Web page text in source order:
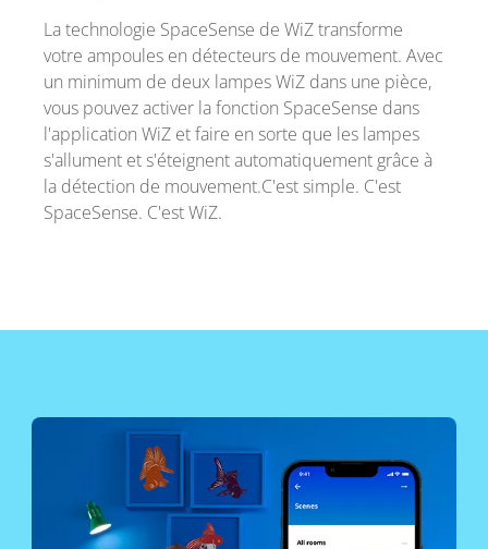
La technologie SpaceSense de WiZ transforme
votre ampoules en détecteurs de mouvement. Avec
un minimum de deux lampes WiZ dans une pièce,
vous pouvez activer la fonction SpaceSense dans
l'application WiZ et faire en sorte que les lampes
s'allument et s'éteignent automatiquement grâce à
la détection de mouvement.C'est simple. C'est
SpaceSense. C'est WiZ.